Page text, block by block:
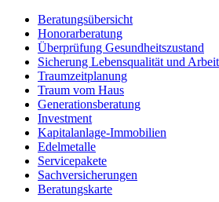
Beratungsübersicht
Honorar­beratung
Überprüfung Gesundheits­zustand
Sicherung Lebensqualität und
Traumzeit­planung
Traum vom Haus
Generationsberatung
Investment
Kapitalanlage-Immobilien
Edelmetalle
Servicepakete
Sachversicherungen
Beratungskarte